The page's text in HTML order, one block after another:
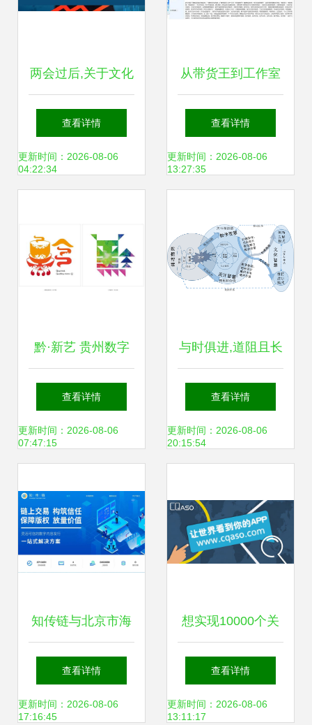
两会过后,关于文化
产业发展,我们总结
出这八大关键词
查看详情
更新时间：2026-08-06
04:22:34
从带货王到工作室
主理人 孟羽童“四
百萬”标签背后竟藏
查看详情
更新时间：2026-08-06
13:27:35
黔·新艺 贵州数字
文化创意内容的应
用服务探索
查看详情
更新时间：2026-08-06
07:47:15
与时俱进,道阻且长
查看详情
更新时间：2026-08-06
20:15:54
知传链与北京市海
淀区文化创意产业
协会进行文化与科
查看详情
更新时间：2026-08-06
17:16:45
想实现10000个关
键词覆盖？你必须
掌握的数字文化创
查看详情
更新时间：2026-08-06
13:11:17